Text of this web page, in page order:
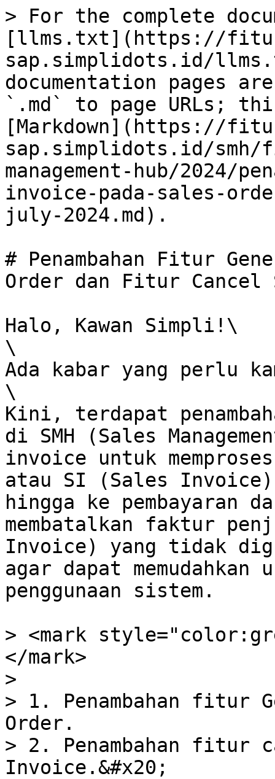
> For the complete
[llms.txt](https://
sap.simplidots.id/
documentation pages
`.md` to page URLs;
[Markdown](https://
sap.simplidots.id/smh/
management-hub/2024/
invoice-pada-sales-
july-2024.md).
# Penambahan Fitur
Order dan Fitur
Halo, Kawan Simpli!\
\
Ada kabar yang perlu
\
Kini, terdapat
di SMH (Sales
invoice untuk
atau SI (Sales
hingga ke pembayaran
membatalkan faktur
Invoice) yang tidak
agar dapat memudahkan
penggunaan sistem.
> <mark
</mark>
>
> 1. Penambahan fitur
Order.
> 2. Penambahan fitur
Invoice.&#x20;